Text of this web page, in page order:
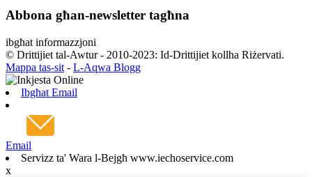
Abbona għan-newsletter tagħna
ibgħat informazzjoni
© Drittijiet tal-Awtur - 2010-2023: Id-Drittijiet kollha Riżervati.
Mappa tas-sit - L-Aqwa Blogg
Ibgħat Email
Email
Servizz ta' Wara l-Bejgħ www.iechoservice.com
x